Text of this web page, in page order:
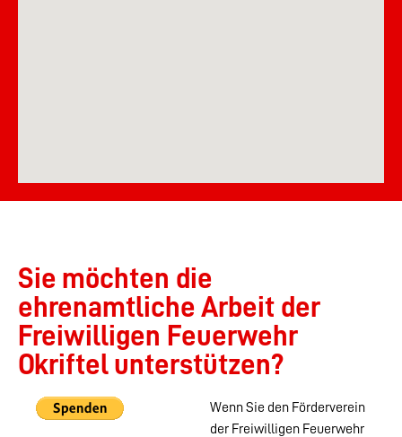
Sie möchten die
ehrenamtliche Arbeit der
Freiwilligen Feuerwehr
Okriftel unterstützen?
Wenn Sie den Förderverein
der Freiwilligen Feuerwehr